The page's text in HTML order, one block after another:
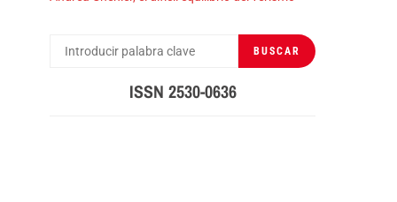
POR:
BUSCAR
ISSN 2530-0636